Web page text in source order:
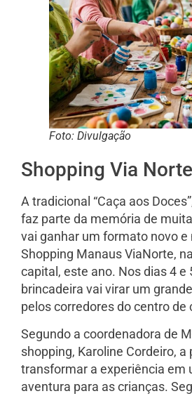
Foto: Divulgação
Shopping Via Norte
A tradicional “Caça aos
faz parte da memória de
vai ganhar um formato novo
Shopping Manaus ViaNorte,
capital, este ano. Nos dias 4 e
brincadeira vai virar um
pelos corredores do centro de
Segundo a coordenadora de
shopping, Karoline Cordeiro, a
transformar a experiência em
aventura para as crianças.